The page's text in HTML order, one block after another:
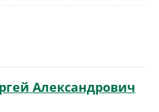
Александрович